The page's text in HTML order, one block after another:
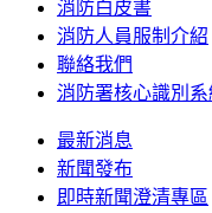
消防白皮書
消防人員服制介紹
聯絡我們
消防署核心識別系
最新消息
新聞發布
即時新聞澄清專區